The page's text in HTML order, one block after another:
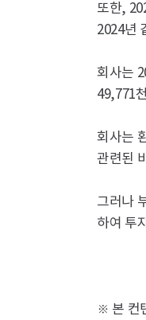
또한,
2024년
회사는
49,771
회사는
관련된
그러나
하여 투
※ 본 컨